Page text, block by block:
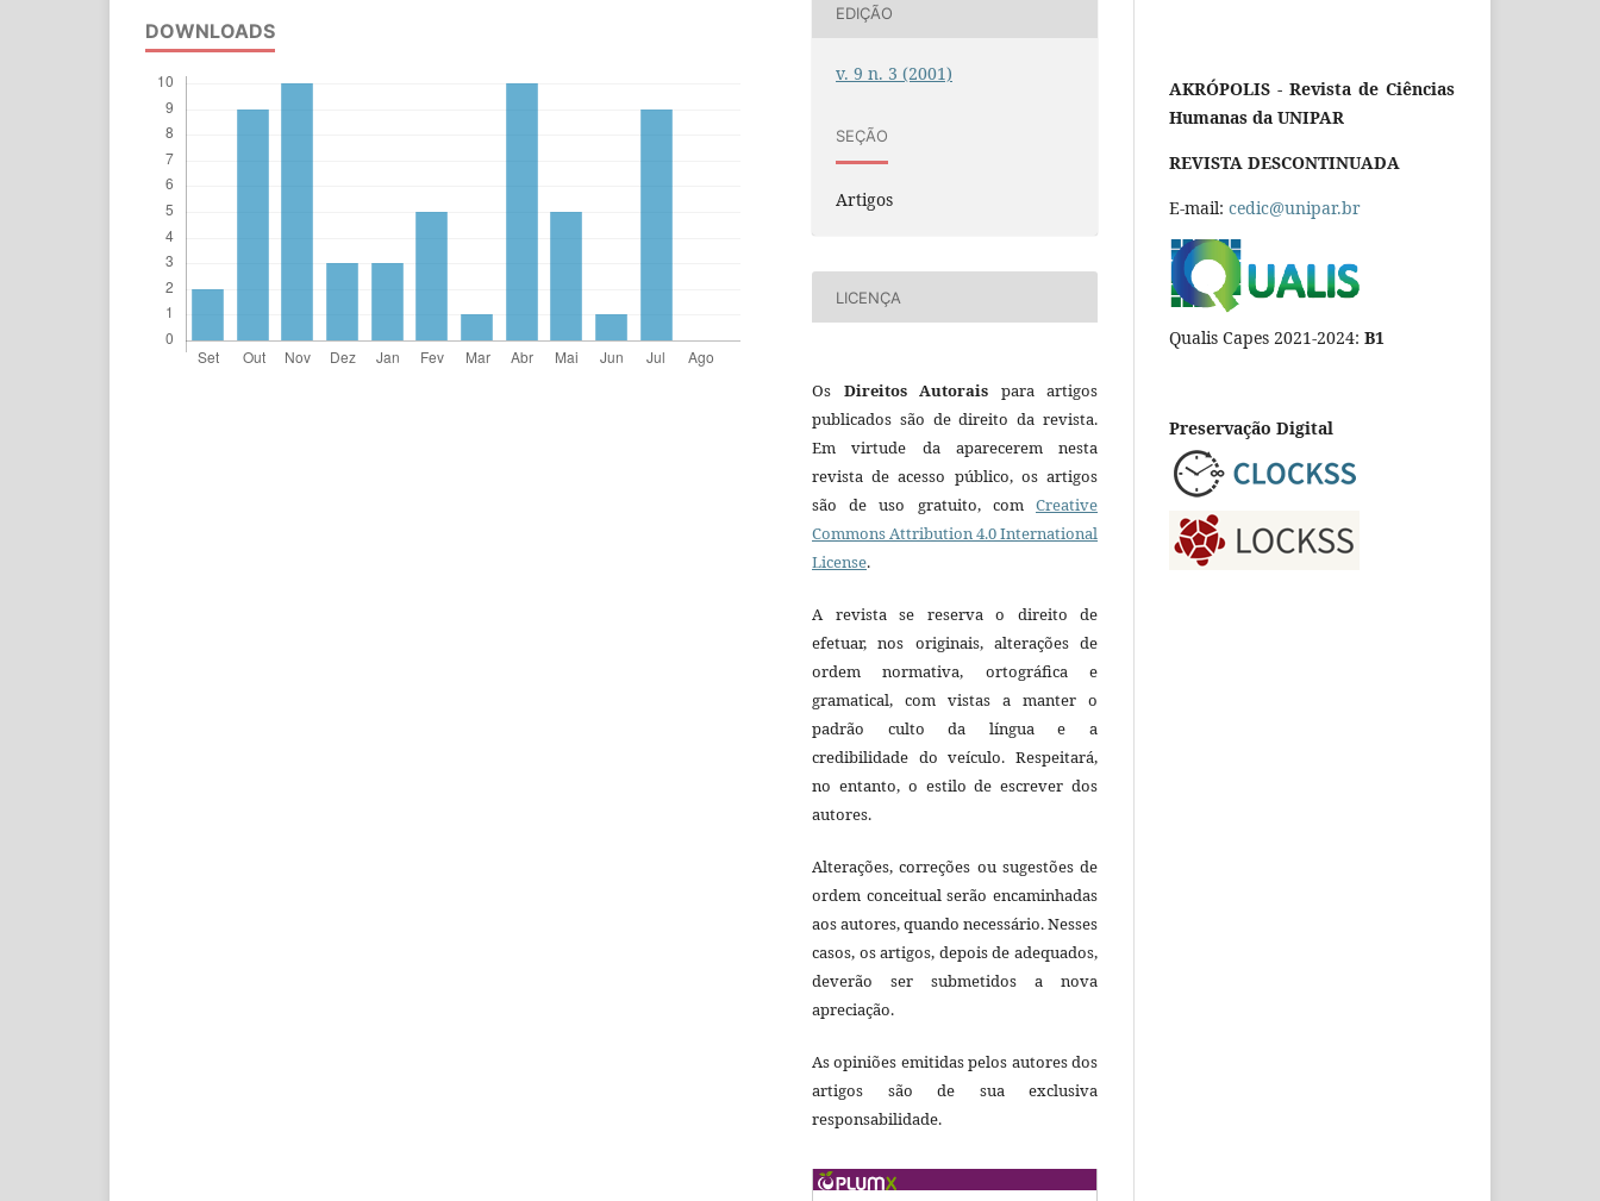
DOWNLOADS
EDIÇÃO
v. 9 n. 3 (2001)
SEÇÃO
Artigos
LICENÇA
Os Direitos Autorais para artigos
publicados são de direito da revista.
Em virtude da aparecerem nesta
revista de acesso público, os artigos
são de uso gratuito, com Creative
Commons Attribution 4.0 International
License.
A revista se reserva o direito de
efetuar, nos originais, alterações de
ordem normativa, ortográfica e
gramatical, com vistas a manter o
padrão culto da língua e a
credibilidade do veículo. Respeitará,
no entanto, o estilo de escrever dos
autores.
Alterações, correções ou sugestões de
ordem conceitual serão encaminhadas
aos autores, quando necessário. Nesses
casos, os artigos, depois de adequados,
deverão ser submetidos a nova
apreciação.
As opiniões emitidas pelos autores dos
artigos são de sua exclusiva
responsabilidade.
AKRÓPOLIS - Revista de Ciências
Humanas da UNIPAR
REVISTA DESCONTINUADA
E-mail: cedic@unipar.br
Qualis Capes 2021-2024: B1
Preservação Digital